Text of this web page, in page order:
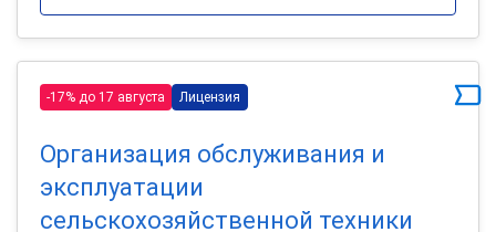
-17% до 17 августа Лицензия
Организация обслуживания и
эксплуатации
сельскохозяйственной техники